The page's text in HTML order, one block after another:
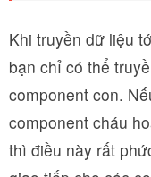
Khi truyền dữ liệu
bạn chỉ có thể
component con.
component cháu
thì điều này rất